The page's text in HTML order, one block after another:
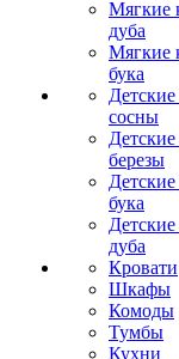
Мягкие
дуба
Мягкие
бука
сосны
березы
бука
дуба
Кровати
Шкафы
Комоды
Тумбы
Кухни